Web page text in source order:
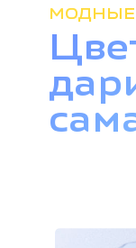
МОДНЫЕ